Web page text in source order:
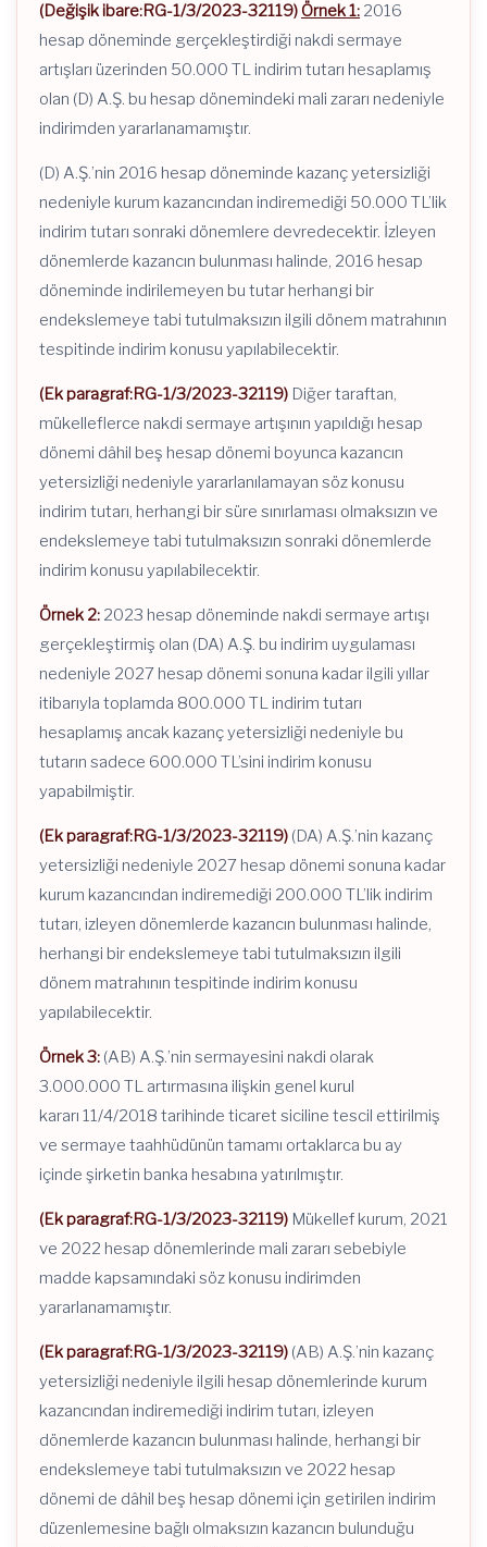
(Değişik ibare:RG-1/3/2023-32119) Örnek 1: 2016
hesap döneminde gerçekleştirdiği nakdi sermaye
artışları üzerinden 50.000 TL indirim tutarı hesaplamış
olan (D) A.Ş. bu hesap dönemindeki mali zararı nedeniyle
indirimden yararlanamamıştır.
(D) A.Ş.’nin 2016 hesap döneminde kazanç yetersizliği
nedeniyle kurum kazancından indiremediği 50.000 TL’lik
indirim tutarı sonraki dönemlere devredecektir. İzleyen
dönemlerde kazancın bulunması halinde, 2016 hesap
döneminde indirilemeyen bu tutar herhangi bir
endekslemeye tabi tutulmaksızın ilgili dönem matrahının
tespitinde indirim konusu yapılabilecektir.
(Ek paragraf:RG-1/3/2023-32119) Diğer taraftan,
mükelleflerce nakdi sermaye artışının yapıldığı hesap
dönemi dâhil beş hesap dönemi boyunca kazancın
yetersizliği nedeniyle yararlanılamayan söz konusu
indirim tutarı, herhangi bir süre sınırlaması olmaksızın ve
endekslemeye tabi tutulmaksızın sonraki dönemlerde
indirim konusu yapılabilecektir.
Örnek 2: 2023 hesap döneminde nakdi sermaye artışı
gerçekleştirmiş olan (DA) A.Ş. bu indirim uygulaması
nedeniyle 2027 hesap dönemi sonuna kadar ilgili yıllar
itibarıyla toplamda 800.000 TL indirim tutarı
hesaplamış ancak kazanç yetersizliği nedeniyle bu
tutarın sadece 600.000 TL’sini indirim konusu
yapabilmiştir.
(Ek paragraf:RG-1/3/2023-32119) (DA) A.Ş.’nin kazanç
yetersizliği nedeniyle 2027 hesap dönemi sonuna kadar
kurum kazancından indiremediği 200.000 TL’lik indirim
tutarı, izleyen dönemlerde kazancın bulunması halinde,
herhangi bir endekslemeye tabi tutulmaksızın ilgili
dönem matrahının tespitinde indirim konusu
yapılabilecektir.
Örnek 3: (AB) A.Ş.’nin sermayesini nakdi olarak
3.000.000 TL artırmasına ilişkin genel kurul
kararı 11/4/2018 tarihinde ticaret siciline tescil ettirilmiş
ve sermaye taahhüdünün tamamı ortaklarca bu ay
içinde şirketin banka hesabına yatırılmıştır.
(Ek paragraf:RG-1/3/2023-32119) Mükellef kurum, 2021
ve 2022 hesap dönemlerinde mali zararı sebebiyle
madde kapsamındaki söz konusu indirimden
yararlanamamıştır.
(Ek paragraf:RG-1/3/2023-32119) (AB) A.Ş.’nin kazanç
yetersizliği nedeniyle ilgili hesap dönemlerinde kurum
kazancından indiremediği indirim tutarı, izleyen
dönemlerde kazancın bulunması halinde, herhangi bir
endekslemeye tabi tutulmaksızın ve 2022 hesap
dönemi de dâhil beş hesap dönemi için getirilen indirim
düzenlemesine bağlı olmaksızın kazancın bulunduğu